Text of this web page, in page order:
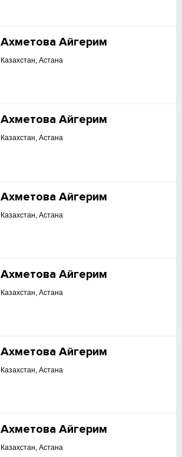
Ахметова Айгерим
Казахстан, Астана
Ахметова Айгерим
Казахстан, Астана
Ахметова Айгерим
Казахстан, Астана
Ахметова Айгерим
Казахстан, Астана
Ахметова Айгерим
Казахстан, Астана
Ахметова Айгерим
Казахстан, Астана